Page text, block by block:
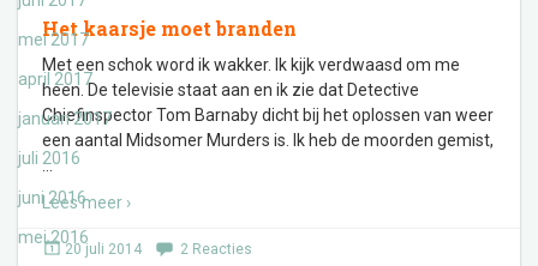
mei 2017
april 2017
januari 2017
juli 2016
juni 2016
mei 2016
Het kaarsje moet branden
Met een schok word ik wakker. Ik kijk verdwaasd om me
heen. De televisie staat aan en ik zie dat Detective
Chiefinspector Tom Barnaby dicht bij het oplossen van weer
een aantal Midsomer Murders is. Ik heb de moorden gemist,
…
Lees meer ›
20 juli 2014 2 Reacties